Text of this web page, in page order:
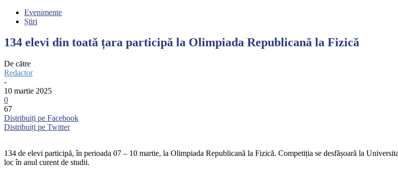
Evenimente
Știri
134 elevi din toată țara participă la Olimpiada Republicană la Fizică
De către
Redactor
-
10 martie 2025
0
67
Distribuiți pe Facebook
Distribuiți pe Twitter
134 de elevi participă, în perioada 07 – 10 martie, la Olimpiada Republicană la Fizică. Competiția se desfășoară la
loc în anul curent de studii.